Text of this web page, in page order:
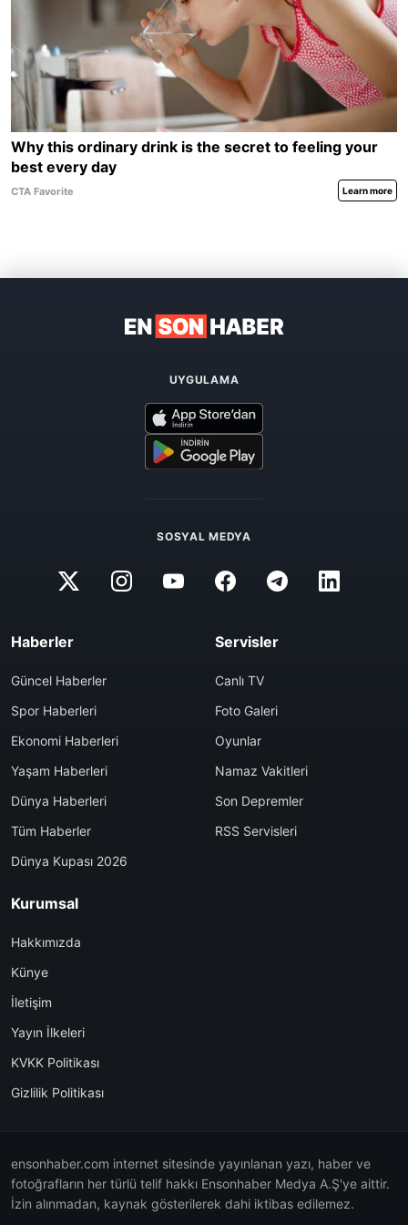
UYGULAMA
SOSYAL MEDYA
Haberler
Güncel Haberler
Spor Haberleri
Ekonomi Haberleri
Yaşam Haberleri
Dünya Haberleri
Tüm Haberler
Dünya Kupası 2026
Servisler
Canlı TV
Foto Galeri
Oyunlar
Namaz Vakitleri
Son Depremler
RSS Servisleri
Kurumsal
Hakkımızda
Künye
İletişim
Yayın İlkeleri
KVKK Politikası
Gizlilik Politikası
ensonhaber.com internet sitesinde yayınlanan yazı, haber ve
fotoğrafların her türlü telif hakkı Ensonhaber Medya A.Ş'ye aittir.
İzin alınmadan, kaynak gösterilerek dahi iktibas edilemez.